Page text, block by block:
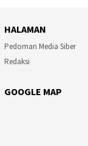
HALAMAN
Pedoman Media Siber
Redaksi
GOOGLE MAP